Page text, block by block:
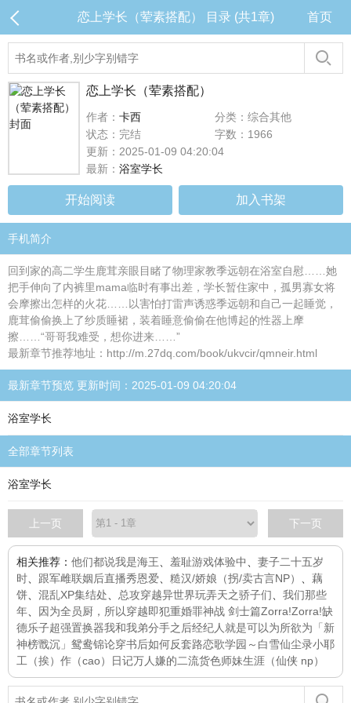
恋上学长（荤素搭配） 目录 (共1章) 首页
恋上学长（荤素搭配）
作者： 卡西
分类：综合其他
状态：完结
字数：1966
更新：2025-01-09 04:20:04
最新： 浴室学长
开始阅读 加入书架
手机简介
回到家的高二学生鹿茸亲眼目睹了物理家教季远朝在浴室自慰……她
把手伸向了内裤里mama临时有事出差，学长暂住家中，孤男寡女将
会摩擦出怎样的火花……以害怕打雷声诱惑季远朝和自己一起睡觉，
鹿茸偷偷换上了纱质睡裙，装着睡意偷偷在他博起的性器上摩
擦……“哥哥我难受，想你进来……”
最新章节推荐地址：http://m.27dq.com/book/ukvcir/qmneir.html
最新章节预览 更新时间：2025-01-09 04:20:04
浴室学长
全部章节列表
浴室学长
上一页 下一页
相关推荐： 他们都说我是海王 羞耻游戏体验中
妻子二十五岁
时
跟军雌联姻后直播秀恩爱 糙汉/娇娘（拐/卖古言NP）
藕
饼
混乱XP集结处 总攻穿越异世界玩弄天之骄子们
我们那些
年
因为全员厨，所以穿越即犯重婚罪神战 剑士篇Zorra!Zorra!缺
德乐子超强置换器我和我弟分手之后经纪人就是可以为所欲为 「新
神榜戬沉」鸳鸯锦论穿书后如何反套路恋歌学园～ 白雪仙尘录小耶
工（挨）作（cao）日记万人嫌的二流货色师妹生涯（仙侠 np）